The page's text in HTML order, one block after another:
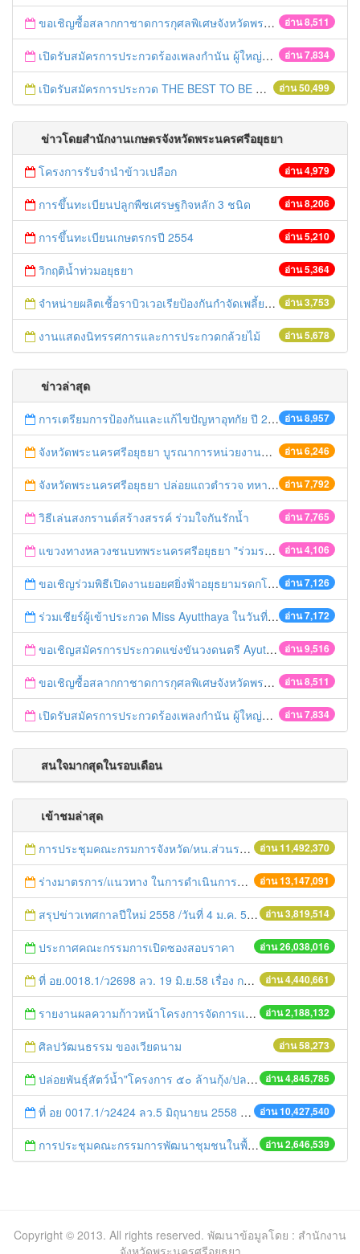
อ่าน 8,511
ขอเชิญซื้อสลากกาชาดการกุศลพิเศษจังหวัดพระนครศรีอยุธยา 2560
อ่าน 7,834
เปิดรับสมัครการประกวดร้องเพลงกำนัน ผู้ใหญ่บ้าน ฯลฯ
อ่าน 50,499
เปิดรับสมัครการประกวด THE BEST TO BE NUMBER ONE
ข่าวโดยสำนักงานเกษตรจังหวัดพระนครศรีอยุธยา
อ่าน 4,979
โครงการรับจำนำข้าวเปลือก
อ่าน 8,206
การขึ้นทะเบียนปลูกพืชเศรษฐกิจหลัก 3 ชนิด
อ่าน 5,210
การขึ้นทะเบียนเกษตรกรปี 2554
อ่าน 5,364
วิกฤติน้ำท่วมอยุธยา
อ่าน 3,753
จำหน่ายผลิตเชื้อราบิวเวอเรียป้องกันกำจัดเพลี้ยกระโดดสีน้ำตาล
อ่าน 5,678
งานแสดงนิทรรศการและการประกวดกล้วยไม้
ข่าวล่าสุด
อ่าน 8,957
การเตรียมการป้องกันและแก้ไขปัญหาอุทกัย ปี 2561
อ่าน 6,246
จังหวัดพระนครศรีอยุธยา บูรณาการหน่วยงานที่เกี่ยวข้อง ลงพื้นที่จัดระเบียบและดำเนินมาตรการตามบทลงโทษสูงสุดกับผู้ประกอบการร้านค้าที่ยังฝ่าฝืนตั้งร้านค้ารุกล้ำเขตพื้นที่ทางหลวง เตรียมความปลอดภัยก่อนเทศกาลสงกรานต์
อ่าน 7,792
จังหวัดพระนครศรีอยุธยา ปล่อยแถวตำรวจ ทหาร ฝ่ายปกครอง กว่า 100 นาย ตรวจเข้มท่ารถสาธารณะ สถานีขนส่งรถโดยสาร วินรถตู้ และสถานีรถไฟ เตรียมรับมือเทศกาลสงกรานต์
อ่าน 7,765
วิธีเล่นสงกรานต์สร้างสรรค์ ร่วมใจกันรักน้ำ
อ่าน 4,106
แขวงทางหลวงชนบทพระนครศรีอยุธยา "ร่วมรณรงค์ ขับช้า เปิดไฟหน้า คาดเข็มขัด" เทศกาลสงกรานต์ ปี 2561
อ่าน 7,126
ขอเชิญร่วมพิธีเปิดงานยอยศยิ่งฟ้าอยุธยามรดกโลก
อ่าน 7,172
ร่วมเชียร์ผู้เข้าประกวด Miss Ayutthaya ในวันที่ 15 ธันวาคม 2560
อ่าน 9,516
ขอเชิญสมัครการประกวดแข่งขันวงดนตรี Ayutthaya battle of the bands
อ่าน 8,511
ขอเชิญซื้อสลากกาชาดการกุศลพิเศษจังหวัดพระนครศรีอยุธยา 2560
อ่าน 7,834
เปิดรับสมัครการประกวดร้องเพลงกำนัน ผู้ใหญ่บ้าน ฯลฯ
สนใจมากสุดในรอบเดือน
เข้าชมล่าสุด
อ่าน 11,492,370
การประชุมคณะกรมการจังหวัด/หน.ส่วนราชการประจำเดือน มิถุนายน 2558
อ่าน 13,147,091
ร่างมาตรการ/แนวทาง ในการดำเนินการประกอบการตรวจราชการแบบบูรณาการ
อ่าน 3,819,514
สรุปข่าวเทศกาลปีใหม่ 2558 /วันที่ 4 ม.ค. 58
อ่าน 26,038,016
ประกาศคณะกรรมการเปิดซองสอบราคา
อ่าน 4,440,661
ที่ อย.0018.1/ว2698 ลว. 19 มิ.ย.58 เรื่อง การแก้ไขปัญหาหนี้สินให้แก่เกษตรกร
อ่าน 2,188,132
รายงานผลความก้าวหน้าโครงการจัดการแก้ไขปัญหาขยะ สัปดาห์ที่ 9/2558
อ่าน 58,273
ศิลปวัฒนธรรม ของเวียดนาม
อ่าน 4,845,785
ปล่อยพันธุ์สัตว์น้ำ"โครงการ ๕๐ ล้านกุ้ง/ปลา ฟื้นชีวิตใหม่ให้เจ้าพระยา
อ่าน 10,427,540
ที่ อย 0017.1/ว2424 ลว.5 มิถุนายน 2558 เรื่อง แจ้งกำหนดตรวจประเมินและให้คะแนนหน่วยงานที่สมัครเข้าร่วมโครงการพัฒนาหน่วยงานต้นแบบในการจัดตั้งศูนย์ข้อมูลข่าวสารของราชการฯ ประจำปีงบประมาณ พ.ศ. 2558
อ่าน 2,646,539
การประชุมคณะกรรมการพัฒนาชุมชนในพื้นที่รอบโรงไฟฟ้า (คพรฟ.) ครั้งที่ 2/2558 กองทุนพัฒนาไฟฟ้าบริษัท โรจนะเพาเวอร์ จำกัด
Copyright © 2013. All rights reserved. พัฒนาข้อมูลโดย : สำนักงาน
จังหวัดพระนครศรีอยุธยา